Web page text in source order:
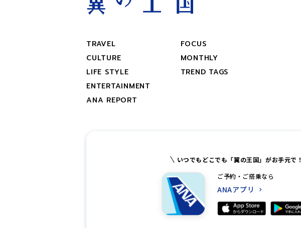
TRAVEL
CULTURE
LIFE STYLE
ENTERTAINMENT
ANA REPORT
FOCUS
MONTHLY
TREND TAGS
いつでもどこでも「翼の王国」がお手元で！
ご予約・ご搭乗なら
ANAアプリ